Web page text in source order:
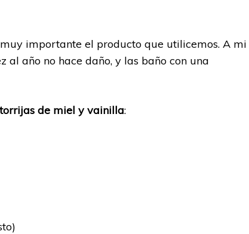
importante el producto que utilicemos. A mi
al año no hace daño, y las baño con una
torrijas de miel y vainilla: